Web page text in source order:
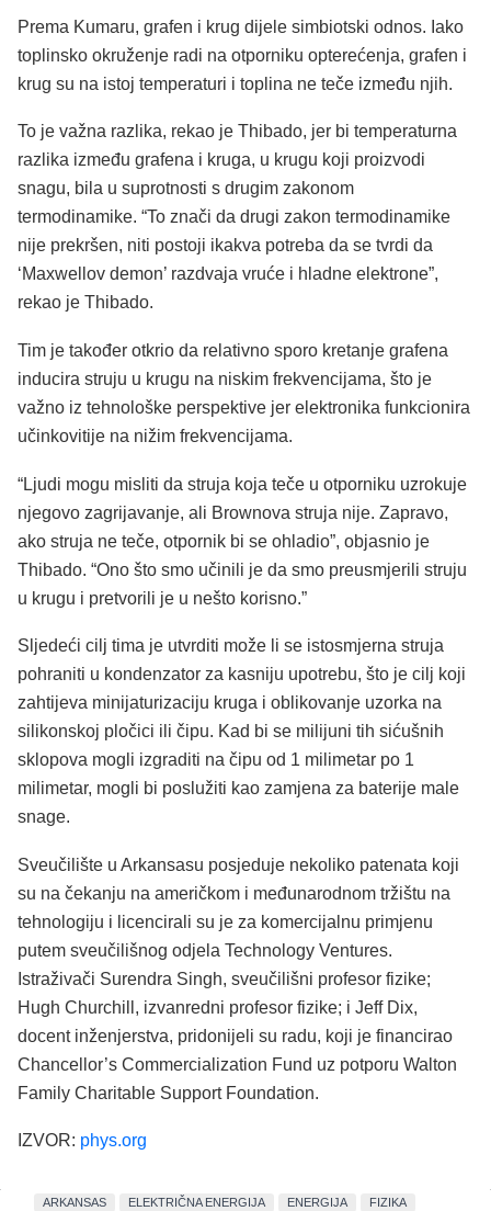
Prema Kumaru, grafen i krug dijele simbiotski odnos. Iako
toplinsko okruženje radi na otporniku opterećenja, grafen i
krug su na istoj temperaturi i toplina ne teče između njih.
To je važna razlika, rekao je Thibado, jer bi temperaturna
razlika između grafena i kruga, u krugu koji proizvodi
snagu, bila u suprotnosti s drugim zakonom
termodinamike. “To znači da drugi zakon termodinamike
nije prekršen, niti postoji ikakva potreba da se tvrdi da
‘Maxwellov demon’ razdvaja vruće i hladne elektrone”,
rekao je Thibado.
Tim je također otkrio da relativno sporo kretanje grafena
inducira struju u krugu na niskim frekvencijama, što je
važno iz tehnološke perspektive jer elektronika funkcionira
učinkovitije na nižim frekvencijama.
“Ljudi mogu misliti da struja koja teče u otporniku uzrokuje
njegovo zagrijavanje, ali Brownova struja nije. Zapravo,
ako struja ne teče, otpornik bi se ohladio”, objasnio je
Thibado. “Ono što smo učinili je da smo preusmjerili struju
u krugu i pretvorili je u nešto korisno.”
Sljedeći cilj tima je utvrditi može li se istosmjerna struja
pohraniti u kondenzator za kasniju upotrebu, što je cilj koji
zahtijeva minijaturizaciju kruga i oblikovanje uzorka na
silikonskoj pločici ili čipu. Kad bi se milijuni tih sićušnih
sklopova mogli izgraditi na čipu od 1 milimetar po 1
milimetar, mogli bi poslužiti kao zamjena za baterije male
snage.
Sveučilište u Arkansasu posjeduje nekoliko patenata koji
su na čekanju na američkom i međunarodnom tržištu na
tehnologiju i licencirali su je za komercijalnu primjenu
putem sveučilišnog odjela Technology Ventures.
Istraživači Surendra Singh, sveučilišni profesor fizike;
Hugh Churchill, izvanredni profesor fizike; i Jeff Dix,
docent inženjerstva, pridonijeli su radu, koji je financirao
Chancellor’s Commercialization Fund uz potporu Walton
Family Charitable Support Foundation.
IZVOR: phys.org
ARKANSAS ELEKTRIČNA ENERGIJA ENERGIJA FIZIKA